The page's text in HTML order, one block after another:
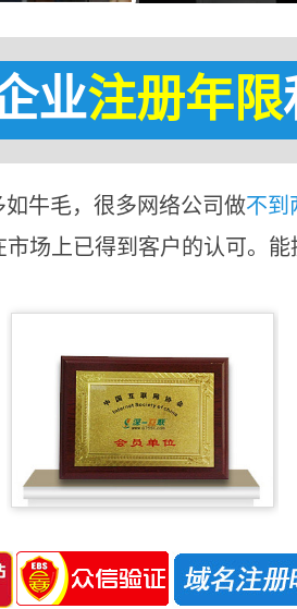
业注册年限
如牛毛，很多网络公司做不到
市场上已得到客户的认可。